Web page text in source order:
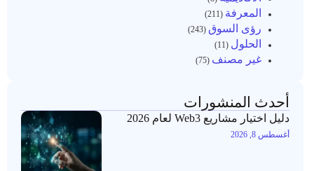
المعرفة(211)
رؤى السوق (243)
الحلول (11)
غير مصنف (75)
أحدث المنشورات
دليل اختيار مشاريع Web3 لعام 2026
أغسطس 8, 2026